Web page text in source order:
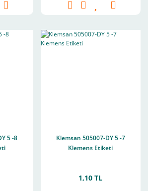
5 -8
Klemsan 505007-DY 5 -7
Klemens Etiketi
1,10 TL